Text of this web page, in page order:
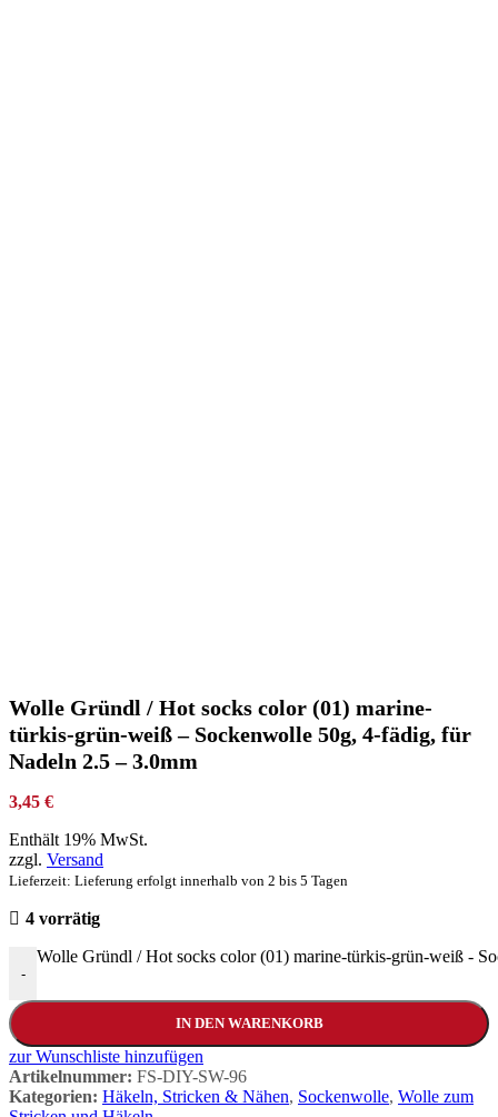
Wolle Gründl / Hot socks color (01) marine-
türkis-grün-weiß – Sockenwolle 50g, 4-fädig, für
Nadeln 2.5 – 3.0mm
3,45 €
Enthält 19% MwSt.
zzgl. Versand
Lieferzeit: Lieferung erfolgt innerhalb von 2 bis 5 Tagen
4 vorrätig
-
Wolle Gründl / Hot socks color (01) marine-türkis-grün-weiß -
IN DEN WARENKORB
zur Wunschliste hinzufügen
Artikelnummer: FS-DIY-SW-96
Kategorien: Häkeln, Stricken & Nähen, Sockenwolle, Wolle zum